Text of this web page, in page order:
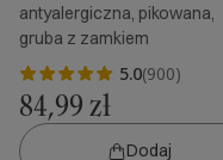
antyalergiczna, pikowana,
gruba z zamkiem
5.0(900)
84,99 zł
Dodaj